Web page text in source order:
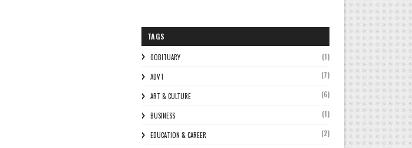
TAGS
0OBITUARY (1)
ADVT (7)
ART & CULTURE (6)
BUSINESS (1)
EDUCATION & CAREER (2)